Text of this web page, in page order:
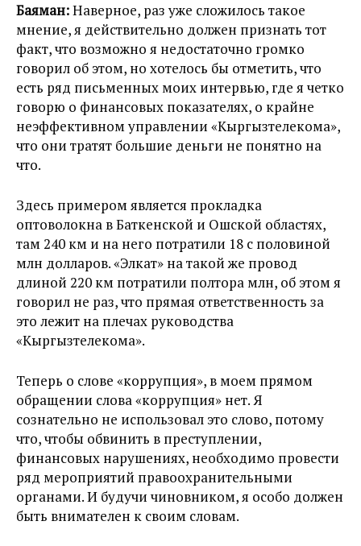
Баяман:Наверное, раз уже сложилось такое
мнение, я действительно должен признать тот
факт, что возможно я недостаточно громко
говорил об этом, но хотелось бы отметить, что
есть ряд письменных моих интервью, где я четко
говорю о финансовых показателях, о крайне
неэффективном управлении «Кыргызтелекома»,
что они тратят большие деньги не понятно на
что.
Здесь примером является прокладка
оптоволокна в Баткенской и Ошской областях,
там 240 км и на него потратили 18 с половиной
млн долларов. «Элкат» на такой же провод
длиной 220 км потратили полтора млн, об этом я
говорил не раз, что прямая ответственность за
это лежит на плечах руководства
«Кыргызтелекома».
Теперь о слове «коррупция», в моем прямом
обращении слова «коррупция» нет. Я
сознательно не использовал это слово, потому
что, чтобы обвинить в преступлении,
финансовых нарушениях, необходимо провести
ряд мероприятий правоохранительными
органами. И будучи чиновником, я особо должен
быть внимателен к своим словам.